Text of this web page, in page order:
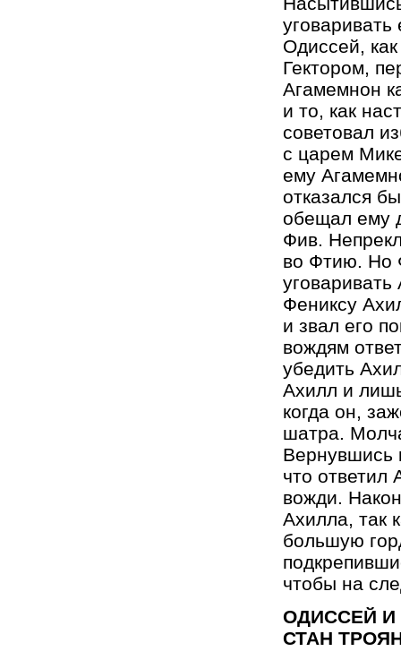
Одиссей,
Гектором,
Агамемнон
и то, как
советовал
с царем
ему
отказался
обещал ему
Фив.
во Фтию. Но
Фениксу
и звал его
вождям
убедить
Ахилл и
когда он,
шатра.
Вернувшись
что ответил
вожди.
Ахилла, так
большую
чтобы на
ОДИССЕЙ И
СТАН